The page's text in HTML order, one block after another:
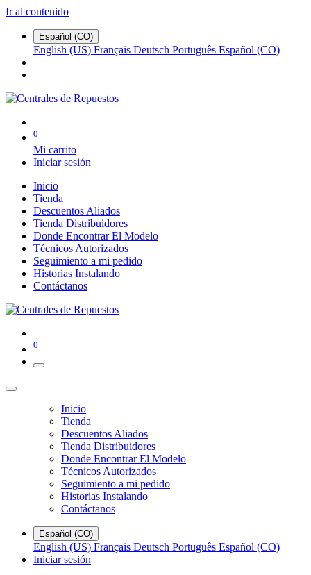
Ir al contenido
Español (CO)
English (US) Français Deutsch Português Español (CO)
0
Mi carrito
Iniciar sesión
Inicio
Tienda
Descuentos Aliados
Tienda Distribuidores
Donde Encontrar El Modelo
Técnicos Autorizados
Seguimiento a mi pedido
Historias Instalando
Contáctanos
0
Inicio
Tienda
Descuentos Aliados
Tienda Distribuidores
Donde Encontrar El Modelo
Técnicos Autorizados
Seguimiento a mi pedido
Historias Instalando
Contáctanos
Español (CO)
English (US) Français Deutsch Português Español (CO)
Iniciar sesión